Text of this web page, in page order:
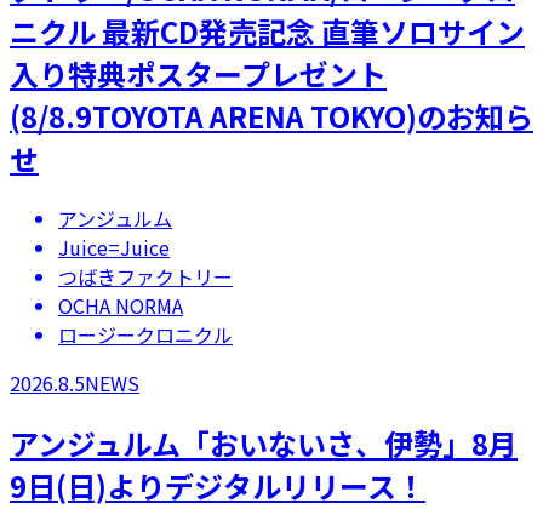
ニクル 最新CD発売記念 直筆ソロサイン
入り特典ポスタープレゼント
(8/8.9TOYOTA ARENA TOKYO)のお知ら
せ
アンジュルム
Juice=Juice
つばきファクトリー
OCHA NORMA
ロージークロニクル
2026.8.5NEWS
アンジュルム「おいないさ、伊勢」8月
9日(日)よりデジタルリリース！